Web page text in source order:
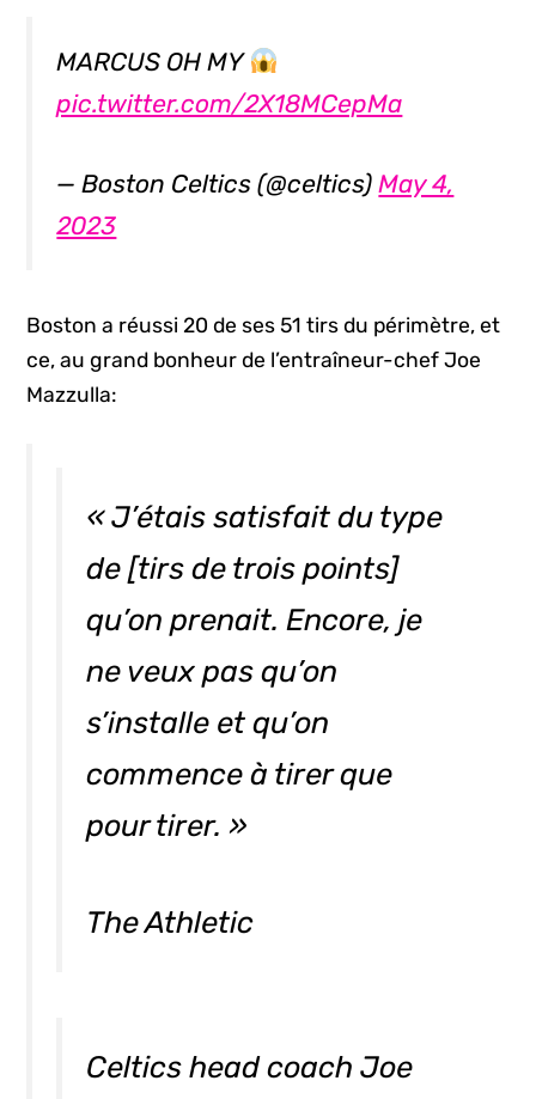
MARCUS OH MY
pic.twitter.com/2X18MCepMa
— Boston Celtics (@celtics)May 4,
2023
Boston a réussi 20 de ses 51 tirs du périmètre, et
ce, au grand bonheur de l’entraîneur-chef Joe
Mazzulla:
« J’étais satisfait du type
de [tirs de trois points]
qu’on prenait. Encore, je
ne veux pas qu’on
s’installe et qu’on
commence à tirer que
pour tirer. »
The Athletic
Celtics head coach Joe